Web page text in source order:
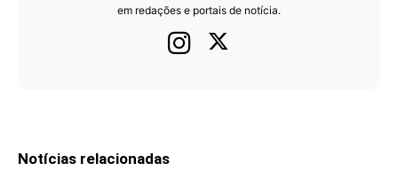
em redações e portais de notícia.
Notícias relacionadas